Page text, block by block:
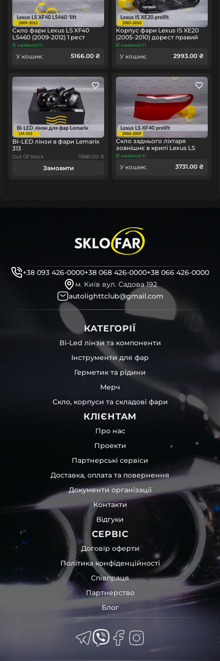
LS XF40 LS460 , радимо купить световод фар замість
повної заміни ДХО прямо на
СклоФар. Якщо вам
потрібна допомога у встановленні лінз, світловодів
пропонуємо нашихпартнерів.
Скло фари Lexus LS XF40
LS460 (2009-2012) 1 рест
праве
В наявності
У кошик: 5166.00 ₴
Корпус фари Lexus IS XE20
(2005-2010) дорест правий
В наявності
У кошик: 2993.00 ₴
BI-LED лінзи в фари Lemarix
313
Out Of Stock 11685.00 ₴
Замовити
Скло заднього ліхтаря
зовнішнє в крилі Lexus LS
XF40 (2006-2009) дорест
В наявності
У кошик: 3731.00 ₴
+38 093 426-0000+38 068 426-0000+38 066 426-0000
м. Київ вул. Садова 192
autolighttclub@gmail.com
КАТЕГОРІЇ
Bi-Led лінзи та компоненти
Інструменти для фар
Герметик та рідини
Мерч
Скло, корпуси та складові фари
КЛІЄНТАМ
Про нас
Проекти
Партнерські сервіси
Доставка, оплата та повернення
Документи організації
Контакти
Відгуки
СЕРВІС
Договір оферти
Політика конфіденційності
Співпраця
Партнерство
Блог